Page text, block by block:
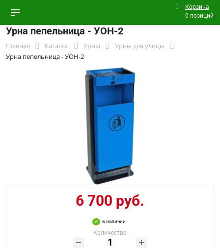
Корзина
0 позиций
Урна пепельница - УОН-2
Главная Каталог Урны
Урны для улицы
Урна пепельница - УОН-2
6 700 руб.
в наличии
Количество